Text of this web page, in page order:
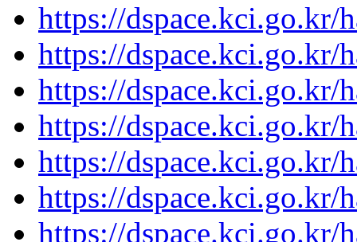
https://dspace.kci.go.kr/
https://dspace.kci.go.kr/
https://dspace.kci.go.kr/
https://dspace.kci.go.kr/
https://dspace.kci.go.kr/
https://dspace.kci.go.kr/
https://dspace.kci.go.kr/